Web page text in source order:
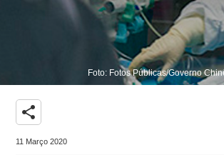
Foto: Fotos Públicas/Governo
share
11 Março 2020